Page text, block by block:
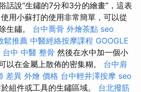
話說“生鏽的7分和3分的繪畫”，這表
用小蘇打的使用非常簡單，可以從
生鏽。 台中喬骨 外燴茶點 seo
鬆推薦 中醫經絡按摩課程 GOOGLE
台中 中醫 整骨 然後在水中加一個小
以在金屬上散佈的密集糊。 台中肩
差異 外燴 價格 台中輕井澤按摩 seo
組件或工具的生鏽區域。 台北撥筋